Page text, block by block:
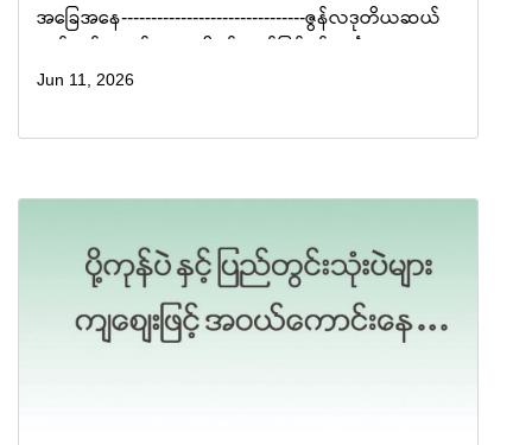
အခြေအနေ-------------------------------ဇွန်လဒုတိယဆယ်
ပင်လယ်အော်တို့တွင် လေဖိအားနည်းရပ်ဝန်း (၁)ကြိမ် ဖြစ်
Jun 11, 2026